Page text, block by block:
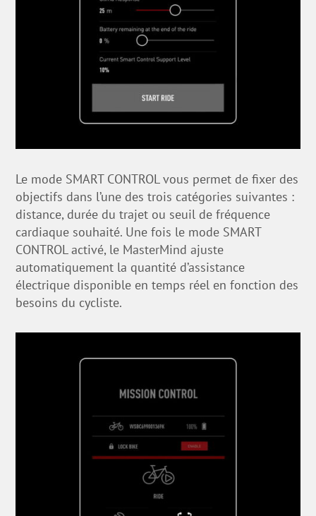
Le mode SMART CONTROL vous permet de fixer des
objectifs dans l’une des trois catégories suivantes :
distance, durée du trajet ou seuil de fréquence
cardiaque souhaité. Une fois le mode SMART
CONTROL activé, le MasterMind ajuste
automatiquement la quantité d’assistance
électrique disponible en temps réel en fonction des
besoins du cycliste.